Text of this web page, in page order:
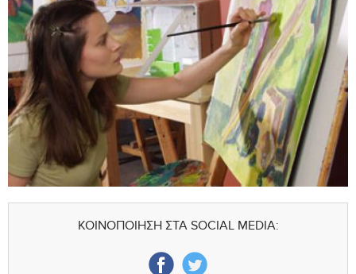
ΚΟΙΝΟΠΟΙΗΣΗ ΣΤΑ SOCIAL MEDIA: